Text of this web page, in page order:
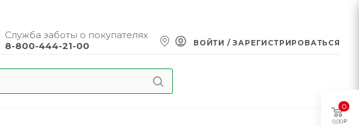
Служба заботы о покупателях
8-800-444-21-00
ВОЙТИ / ЗАРЕГИСТРИРОВАТЬСЯ
0
0,00